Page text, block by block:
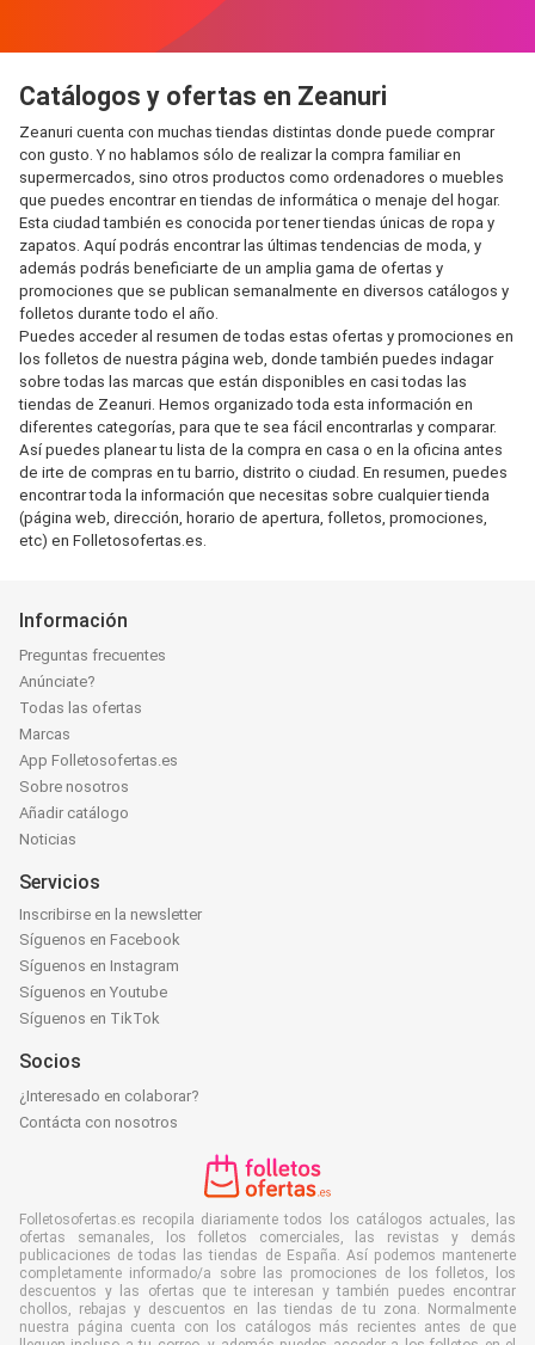
Catálogos y ofertas en Zeanuri
Zeanuri cuenta con muchas tiendas distintas donde puede comprar
con gusto. Y no hablamos sólo de realizar la compra familiar en
supermercados, sino otros productos como ordenadores o muebles
que puedes encontrar en tiendas de informática o menaje del hogar.
Esta ciudad también es conocida por tener tiendas únicas de ropa y
zapatos. Aquí podrás encontrar las últimas tendencias de moda, y
además podrás beneficiarte de un amplia gama de ofertas y
promociones que se publican semanalmente en diversos catálogos y
folletos durante todo el año.
Puedes acceder al resumen de todas estas ofertas y promociones en
los folletos de nuestra página web, donde también puedes indagar
sobre todas las marcas que están disponibles en casi todas las
tiendas de Zeanuri. Hemos organizado toda esta información en
diferentes categorías, para que te sea fácil encontrarlas y comparar.
Así puedes planear tu lista de la compra en casa o en la oficina antes
de irte de compras en tu barrio, distrito o ciudad. En resumen, puedes
encontrar toda la información que necesitas sobre cualquier tienda
(página web, dirección, horario de apertura, folletos, promociones,
etc) en Folletosofertas.es.
Información
Preguntas frecuentes
Anúnciate?
Todas las ofertas
Marcas
App Folletosofertas.es
Sobre nosotros
Añadir catálogo
Noticias
Servicios
Inscribirse en la newsletter
Síguenos en Facebook
Síguenos en Instagram
Síguenos en Youtube
Síguenos en TikTok
Socios
¿Interesado en colaborar?
Contácta con nosotros
Folletosofertas.es recopila diariamente todos los catálogos actuales, las
ofertas semanales, los folletos comerciales, las revistas y demás
publicaciones de todas las tiendas de España. Así podemos mantenerte
completamente informado/a sobre las promociones de los folletos, los
descuentos y las ofertas que te interesan y también puedes encontrar
chollos, rebajas y descuentos en las tiendas de tu zona. Normalmente
nuestra página cuenta con los catálogos más recientes antes de que